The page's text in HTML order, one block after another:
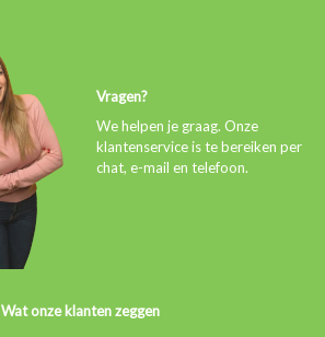
Vragen?
We helpen je graag. Onze
klantenservice is te bereiken per
chat, e-mail en telefoon.
Wat onze klanten zeggen